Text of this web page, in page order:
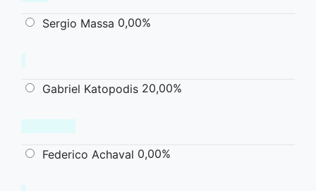
Sergio Massa 0,00%
Gabriel Katopodis 20,00%
Federico Achaval 0,00%